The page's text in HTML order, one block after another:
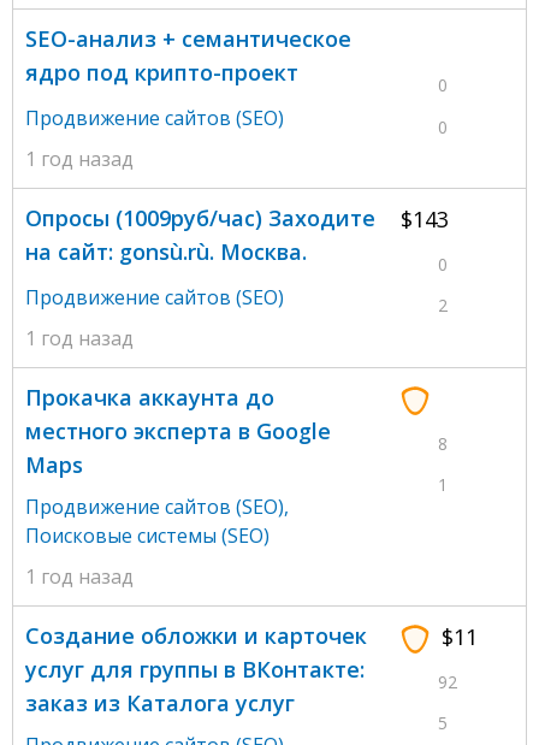
0
0
SEO-анализ + семантическое
ядро под крипто-проект
Продвижение сайтов (SEO)
1 год назад
$143
0
2
Oпpocы (1009pyб/чaс) Заходитe
на сaйт: gonsù.rù. Москва.
Продвижение сайтов (SEO)
1 год назад
8
1
Прокачка аккаунта до
местного эксперта в Google
Maps
Продвижение сайтов (SEO),
Поисковые системы (SEO)
1 год назад
$11
92
5
Создание обложки и карточек
услуг для группы в ВКонтакте:
заказ из Каталога услуг